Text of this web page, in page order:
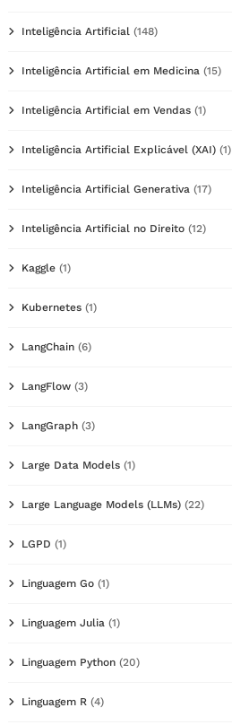
Inteligência Artificial (148)
Inteligência Artificial em Medicina (15)
Inteligência Artificial em Vendas (1)
Inteligência Artificial Explicável (XAI) (1)
Inteligência Artificial Generativa (17)
Inteligência Artificial no Direito (12)
Kaggle (1)
Kubernetes (1)
LangChain (6)
LangFlow (3)
LangGraph (3)
Large Data Models (1)
Large Language Models (LLMs) (22)
LGPD (1)
Linguagem Go (1)
Linguagem Julia (1)
Linguagem Python (20)
Linguagem R (4)